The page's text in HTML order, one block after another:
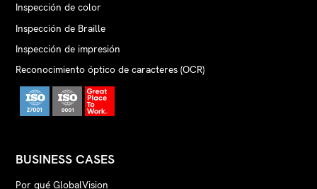
Inspección de color
Inspección de Braille
Inspección de impresión
Reconocimiento óptico de caracteres (OCR)
BUSINESS CASES
Por qué GlobalVision